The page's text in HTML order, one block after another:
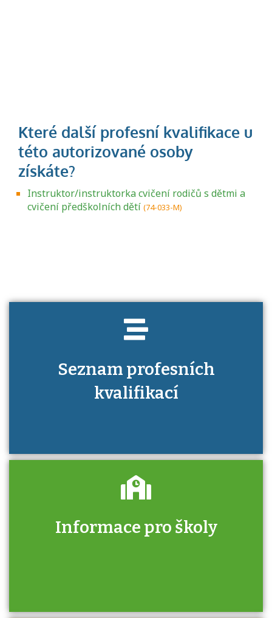
Instruktor/instruktorka cvičení rodičů s dětmi a
cvičení předškolních dětí (74-033-M)
Seznam profesních
kvalifikací
Projděte si seznam profesních kvalifikací.
Informace pro školy
Zjistěte, jak se přihlásit ke zkoušce a kde